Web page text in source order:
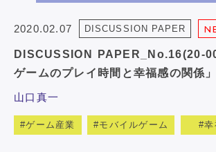
2020.02.07 DISCUSSION PAPER
DISCUSSION PAPER_No.16(20-
ゲームのプレイ時間と幸福感の関係」
山口真一
ゲーム産業 モバイルゲーム 幸